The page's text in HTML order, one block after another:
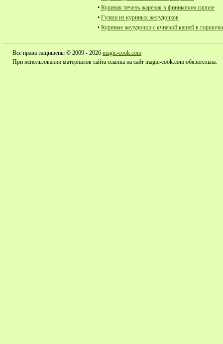
• Куриная печень жареная в финиковом сиропе
• Гуляш из куриных желудочков
• Куриные желудочки с ячневой кашей в
Все права защищены © 2009 - 2026 magic-cook.com
При использовании материалов сайта ссылка на сайт magic-cook.com обязательна.